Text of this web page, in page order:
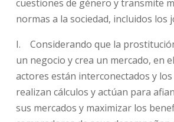
cuestiones de género y transmite
normas a la sociedad, incluidos los
I. Considerando que la
un negocio y crea un mercado, en
actores están interconectados y
realizan cálculos y actúan para
sus mercados y maximizar los